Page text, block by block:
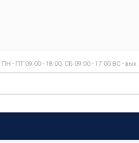
ПН - ПТ 09:00 - 18:00, СБ 09:00 - 17:00 ВС - вых.